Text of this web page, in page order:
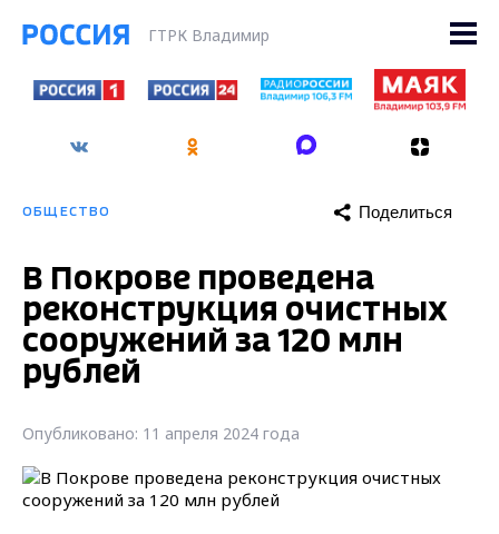
ГТРК Владимир
ОБЩЕСТВО Поделиться
В Покрове проведена
реконструкция очистных
сооружений за 120 млн
рублей
Опубликовано: 11 апреля 2024 года